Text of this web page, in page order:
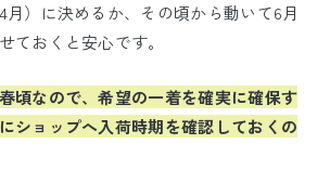
）に決めるか、その頃から動いて6月
ておくと安心です。
頃なので、希望の一着を確実に確保す
ショップへ入荷時期を確認しておくの